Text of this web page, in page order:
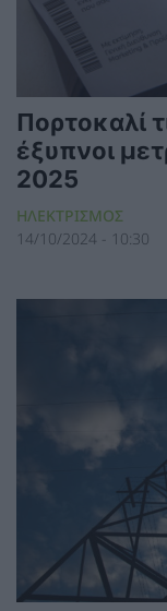
Πορτοκαλί
έξυπνοι
2025
ΗΛΕΚΤΡΙΣΜΟΣ
14/10/2024 - 10:30